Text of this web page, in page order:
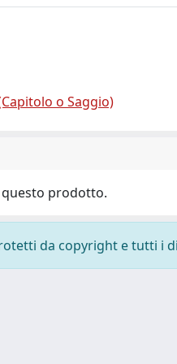
o Saggio)
questo prodotto.
da copyright e tutti i